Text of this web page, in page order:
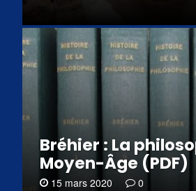
Bréhier : La
Moyen-Âge (PDF)
15 mars 2020 0